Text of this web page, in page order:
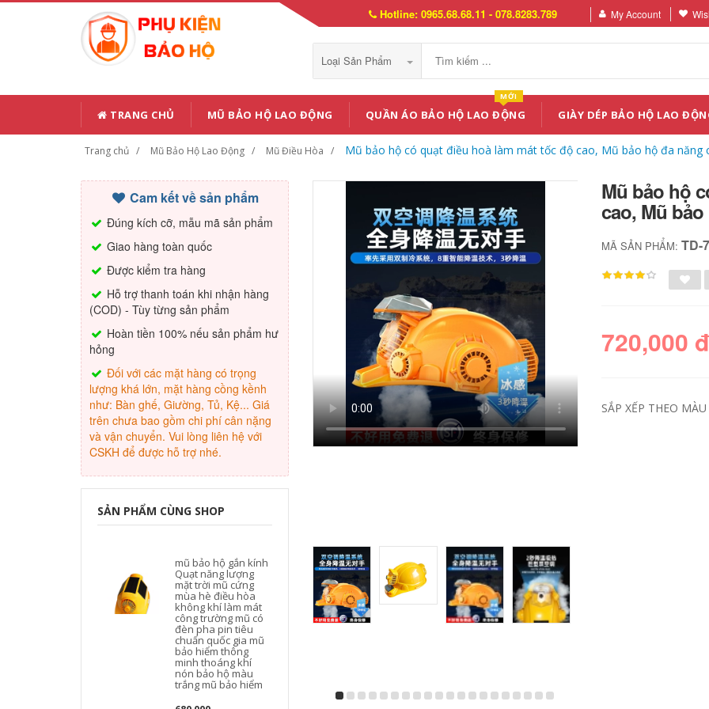
Hotline: 0965.68.68.11 - 078.8283.789 My Account
Loại Sản Phẩm
TRANG CHỦ MŨ BẢO HỘ LAO ĐỘNG QUẦN ÁO BẢO HỘ LAO ĐỘNG
MỚI
GIÀY DÉP BẢO HỘ LAO
Trang chủ Mũ Bảo Hộ Lao Động Mũ Điều Hòa Mũ bảo hộ có quạt điều hoà làm mát tốc độ cao, Mũ bảo hộ đa năng
Cam kết về sản phẩm
Đúng kích cỡ, mẫu mã sản phẩm
Giao hàng toàn quốc
Được kiểm tra hàng
Hỗ trợ thanh toán khi nhận hàng
(COD) - Tùy từng sản phẩm
Hoàn tiền 100% nếu sản phẩm hư
hỏng
Đối với các mặt hàng có trọng
lượng khá lớn, mặt hàng cồng kềnh
như: Bàn ghế, Giường, Tủ, Kệ... Giá
trên chưa bao gồm chi phí cân nặng
và vận chuyển. Vui lòng liên hệ với
CSKH để được hỗ trợ nhé.
SẢN PHẨM CÙNG SHOP
mũ bảo hộ gắn kính
Quạt năng lượng
mặt trời mũ cứng
mùa hè điều hòa
không khí làm mát
công trường mũ có
đèn pha pin tiêu
chuẩn quốc gia mũ
bảo hiểm thông
minh thoáng khí
nón bảo hộ màu
trắng mũ bảo hiểm
Mũ bảo hộ
cao, Mũ
MÃ SẢN PHẨM:TD-
720,000 đ
SẮP XẾP THEO MÀU